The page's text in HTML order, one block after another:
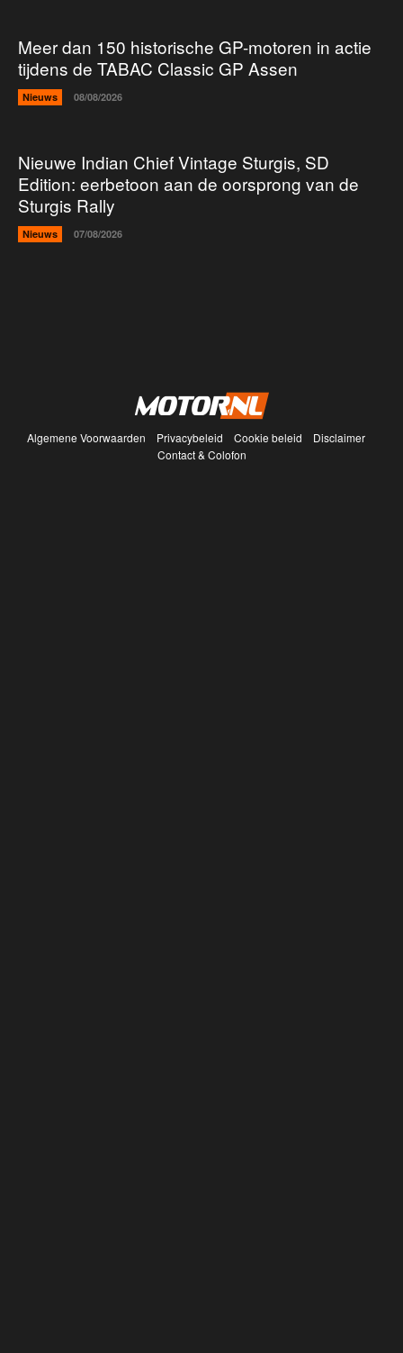
Meer dan 150 historische GP-motoren in actie
tijdens de TABAC Classic GP Assen
Nieuws 08/08/2026
Nieuwe Indian Chief Vintage Sturgis, SD
Edition: eerbetoon aan de oorsprong van de
Sturgis Rally
Nieuws 07/08/2026
Algemene Voorwaarden Privacybeleid Cookie beleid
Disclaimer
Contact & Colofon